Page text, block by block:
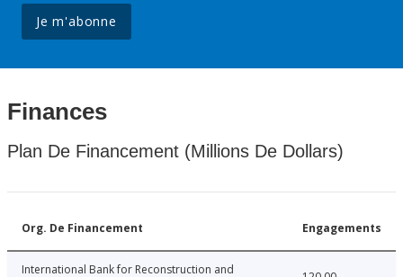
Je m'abonne
Finances
Plan De Financement (Millions De Dollars)
Org. De Financement Engagements
International Bank for Reconstruction and